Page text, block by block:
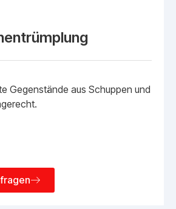
Gegenstände aus Schuppen und